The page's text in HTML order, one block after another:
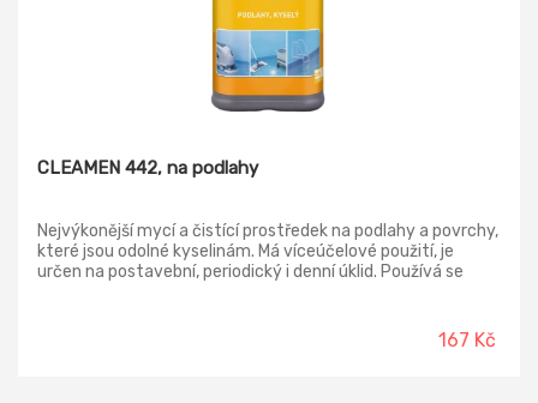
CLEAMEN 442, na podlahy
Nejvýkonější mycí a čistící prostředek na podlahy a povrchy,
které jsou odolné kyselinám. Má víceúčelové použití, je
určen na postavební, periodický i denní úklid. Používá se
koncentrovaný. Dokonale odstraňuje rez, vodní kámen a
minerální usazeniny. Oživuje a čistí cementové spáry, ale ve
167 Kč